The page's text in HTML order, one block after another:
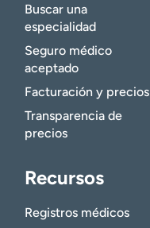
Buscar una
especialidad
Seguro médico
aceptado
Facturación y precios
Transparencia de
precios
Recursos
Registros médicos